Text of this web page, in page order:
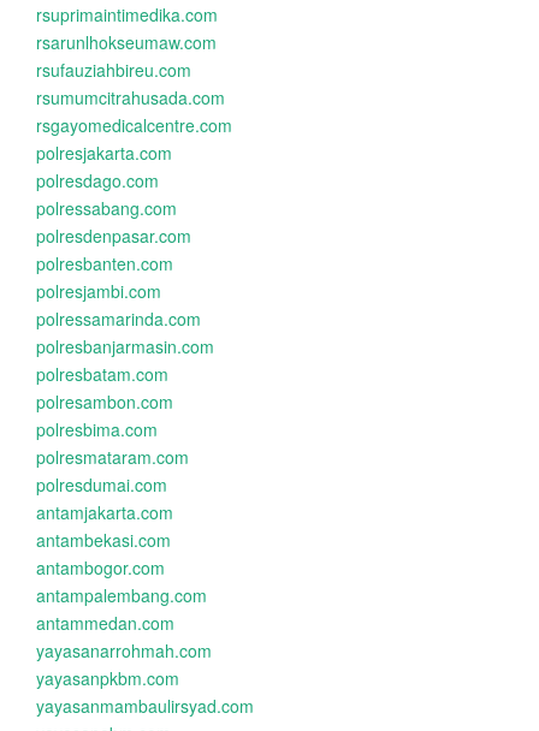
rsuprimaintimedika.com
rsarunlhokseumaw.com
rsufauziahbireu.com
rsumumcitrahusada.com
rsgayomedicalcentre.com
polresjakarta.com
polresdago.com
polressabang.com
polresdenpasar.com
polresbanten.com
polresjambi.com
polressamarinda.com
polresbanjarmasin.com
polresbatam.com
polresambon.com
polresbima.com
polresmataram.com
polresdumai.com
antamjakarta.com
antambekasi.com
antambogor.com
antampalembang.com
antammedan.com
yayasanarrohmah.com
yayasanpkbm.com
yayasanmambaulirsyad.com